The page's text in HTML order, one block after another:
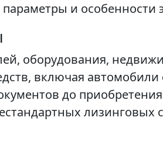
и особенности
оборудования,
включая автомобили
до
лизинговых